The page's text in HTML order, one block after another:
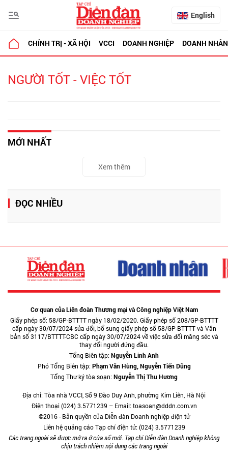
English
CHÍNH TRỊ - XÃ HỘI VCCI DOANH NGHIỆP DOANH NHÂN
NGƯỜI TỐT - VIỆC TỐT
MỚI NHẤT
Xem thêm
ĐỌC NHIỀU
Cơ quan của Liên đoàn Thương mại và Công nghiệp Việt Nam
Giấy phép số: 58/GP-BTTTT ngày 18/02/2020. Giấy phép số 208/GP-BTTTT
cấp ngày 30/07/2024 sửa đổi, bổ sung giấy phép số 58/GP-BTTTT và Văn
bản số 3117/BTTTT-CBC cấp ngày 30/07/2024 về việc sửa đổi măng séc và
thay đổi người đứng đầu.
Tổng Biên tập:Nguyễn Linh Anh
Phó Tổng Biên tập:Phạm Văn Hùng, Nguyễn Tiến Dũng
Tổng Thư ký tòa soạn:Nguyễn Thị Thu Hương
Địa chỉ: Tòa nhà VCCI, Số 9 Đào Duy Anh, phường Kim Liên, Hà Nội
Điện thoại (024) 3.5771239 – Email: toasoan@dddn.com.vn
©2016 - Bản quyền của Diễn đàn Doanh nghiệp điện tử
Liên hệ quảng cáo Tạp chí điện tử: (024) 3.5771239
Các trang ngoài sẽ được mở ra ở cửa sổ mới. Tạp chí Diễn đàn Doanh nghiệp không
chịu trách nhiệm nội dung các trang ngoài